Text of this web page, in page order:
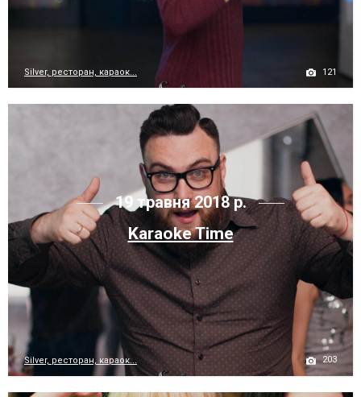
Silver, ресторан, караок... 121
19 травня 2018 р.
Karaoke Time
Silver, ресторан, караок... 203